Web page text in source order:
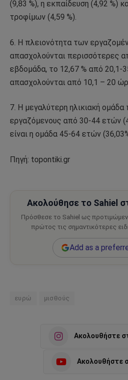
(9,83 %), η εκπαίδευση (4,92 %)
τροφίμων (4,59 %).
6. Η πλειονότητα των
απασχολούνται περισσότερες
εβδομάδα, το 12,67 % από 20,1-
απασχολούνται από 10,1 – 20
7. Η μεγαλύτερη ηλικιακή ομάδα
εργαζόμενους από 30-44 ετών
είναι η ομάδα 45-64 ετών
Πηγή: topontiki.gr
Ακολούθησε το Sahiel
Πρόσθεσε το Sahiel ως
πρώτος τις σημαντικότερες
Add as a
ευρώ μισθούς
Ακολουθήστε
Ακολουθήστε